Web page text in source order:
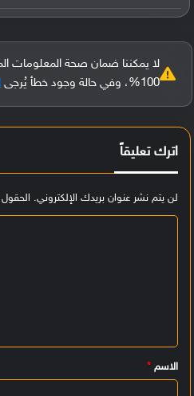
لا يمكننا ضمان صحة المعلومات
100%، وفي حالة وجود خطأ يُرجى
اترك تعليقاً
لن يتم نشر عنوان بريدك الإلكتروني. الحقول
ي
ق
الاسم *